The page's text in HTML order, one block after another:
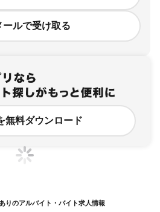
ールで受け取る
無料ダウンロード
りのアルバイト・バイト求人情報